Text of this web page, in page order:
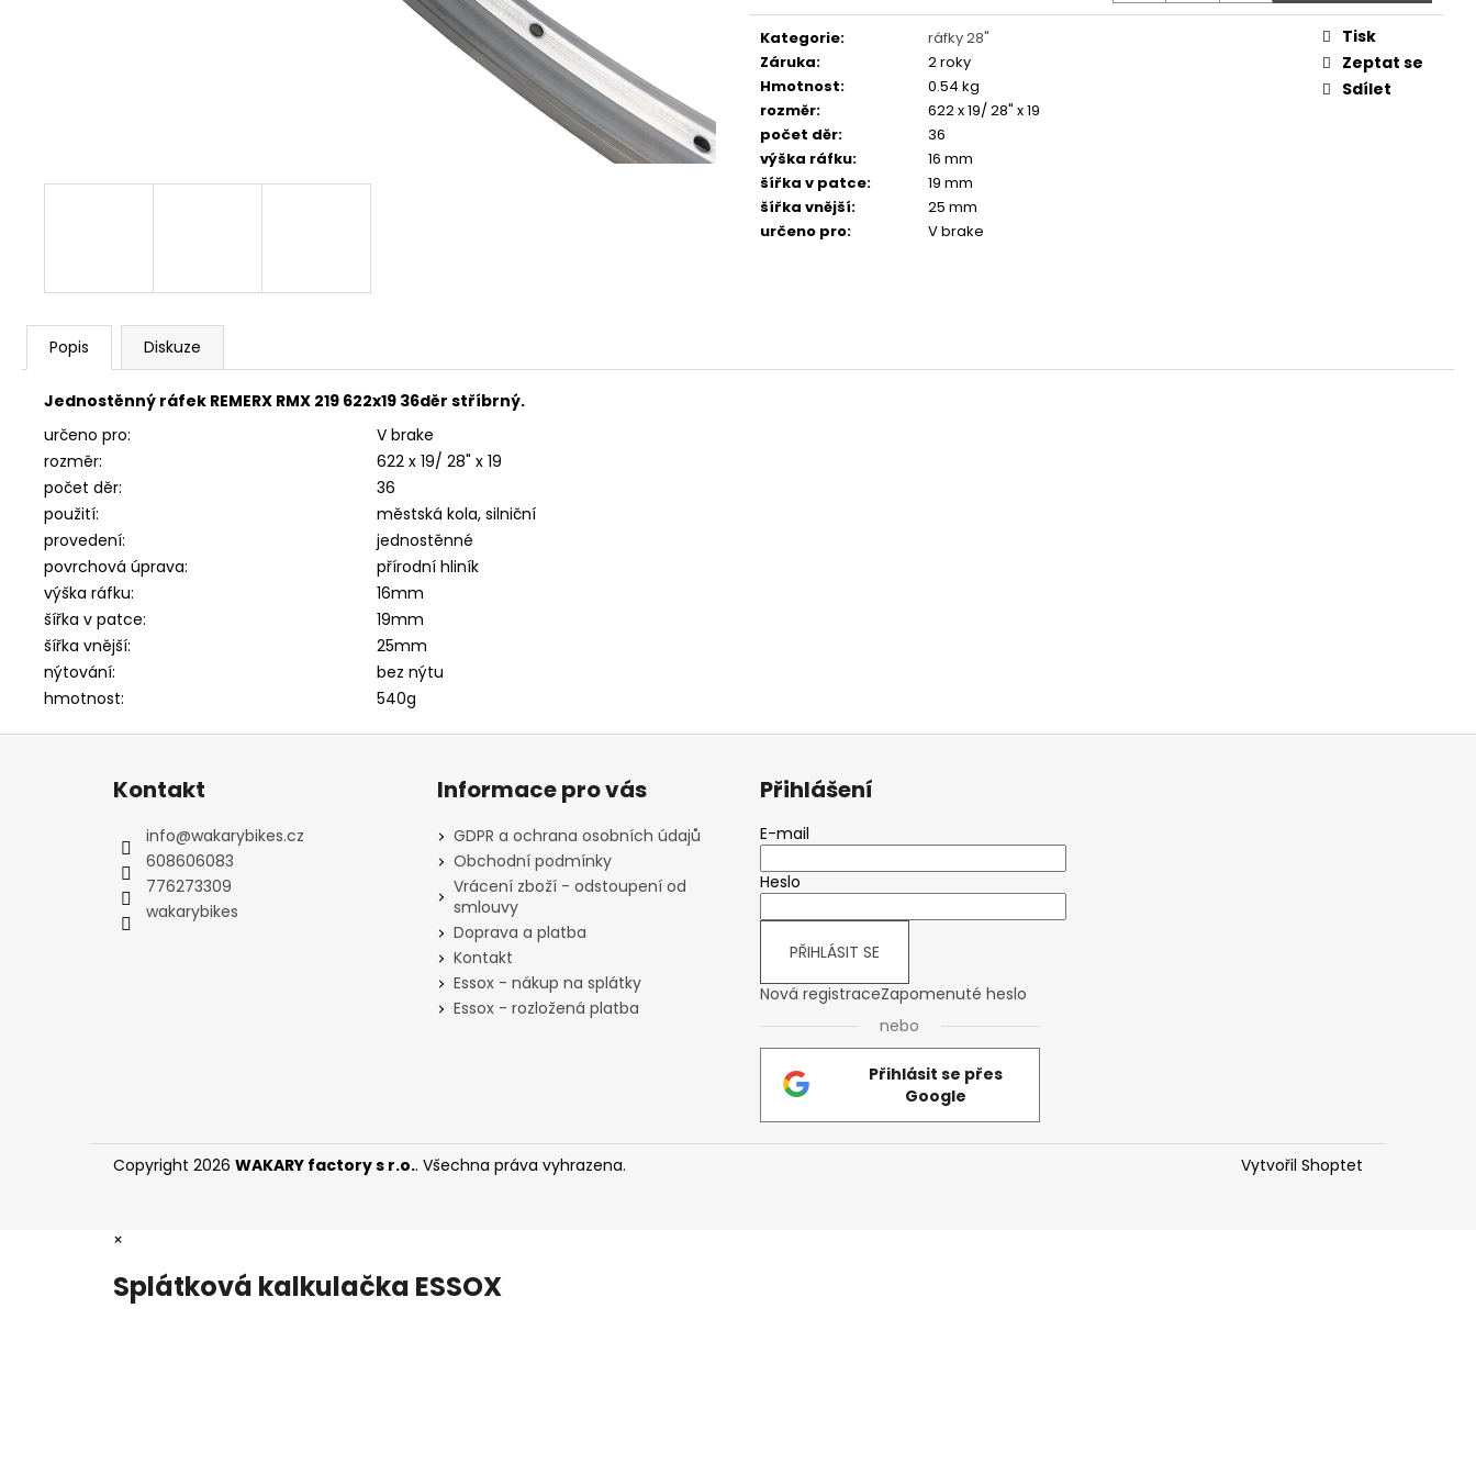
cena:
Kategorie:
ráfky 28"
Záruka:
2 roky
Hmotnost:
0.54 kg
rozměr:
622 x 19/ 28" x 19
počet děr:
36
výška ráfku:
16 mm
šířka v patce:
19 mm
šířka vnější:
25 mm
určeno pro: V brake
Tisk
Zeptat se
Sdílet
Popis Diskuze
Jednostěnný ráfek REMERX RMX 219 622x19 36děr stříbrný.
určeno pro:
V brake
rozměr:
622 x 19/ 28" x 19
počet děr:
36
použití:
městská kola, silniční
provedení:
jednostěnné
povrchová úprava:
přírodní hliník
výška ráfku:
16mm
šířka v patce:
19mm
šířka vnější:
25mm
nýtování:
bez nýtu
hmotnost:
540g
FAVORIT PÁNSKÝ - REDESIGN SPORT FAVORIT DÁMSKÝ - REDESIGN URBAN
BIKE BY WAKARY
27 800 Kč
ESKA SKLÁDAČKA - REDESIGN URBAN
BIKE BY WAKARY
19 400 Kč
Z
Kontakt
info@wakarybikes.cz
608606083
776273309
wakarybikes
Informace pro vás
GDPR a ochrana osobních údajů
Obchodní podmínky
Vrácení zboží - odstoupení od
smlouvy
Doprava a platba
Kontakt
Essox - nákup na splátky
Essox - rozložená platba
Přihlášení
E-mail
Heslo
PŘIHLÁSIT SE
Nová registraceZapomenuté heslo
nebo
Přihlásit se přes
Google
Vytvořil Shoptet
Copyright 2026 WAKARY factory s r.o.. Všechna práva vyhrazena.
×
Splátková kalkulačka ESSOX